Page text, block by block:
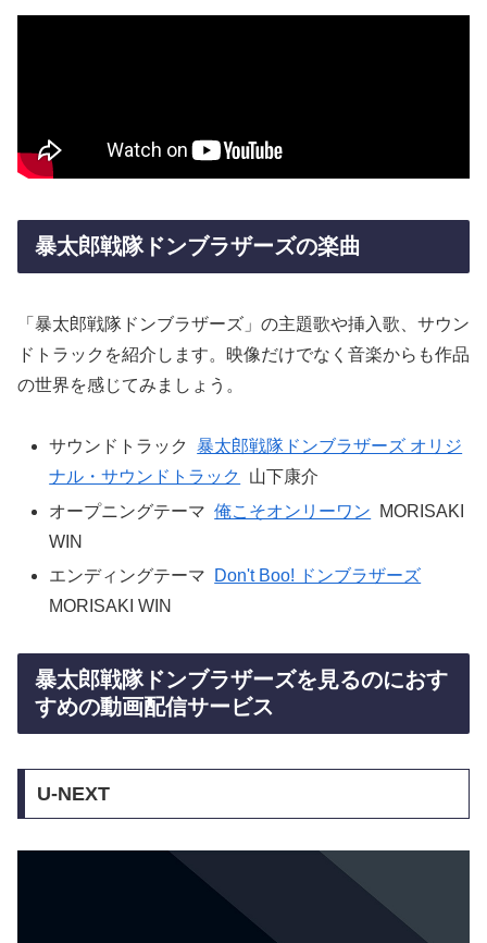
暴太郎戦隊ドンブラザーズの楽曲
「暴太郎戦隊ドンブラザーズ」の主題歌や挿入歌、サウン
ドトラックを紹介します。映像だけでなく音楽からも作品
の世界を感じてみましょう。
サウンドトラック
暴太郎戦隊ドンブラザーズ オリジ
ナル・サウンドトラック
山下康介
オープニングテーマ 俺こそオンリーワン
MORISAKI
WIN
エンディングテーマ
Don't Boo! ドンブラザーズ
MORISAKI WIN
暴太郎戦隊ドンブラザーズを見るのにおす
すめの動画配信サービス
U-NEXT